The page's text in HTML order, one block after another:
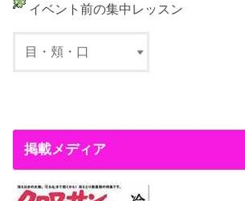
イベント前の集中レッスン
掲載メディア